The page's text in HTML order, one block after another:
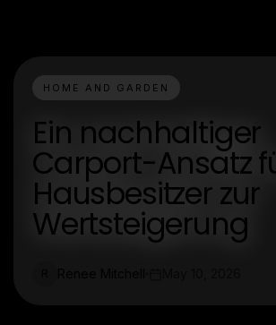
HOME AND GARDEN
Ein nachhaltiger
Carport-Ansatz
Hausbesitzer zur
Wertsteigerung